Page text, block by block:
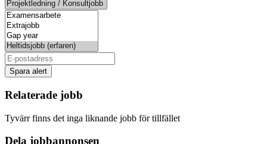
Spara alert
Relaterade jobb
Tyvärr finns det inga liknande jobb för tillfället
Dela jobbannonsen